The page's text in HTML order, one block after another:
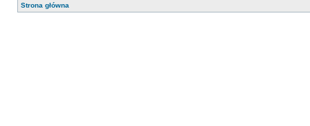
Strona główna